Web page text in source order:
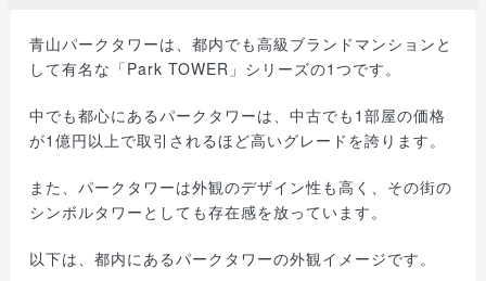
青山パークタワーは、都内でも高級ブランドマンションと
して有名な「Park TOWER」シリーズの1つです。
中でも都心にあるパークタワーは、中古でも1部屋の価格
が1億円以上で取引されるほど高いグレードを誇ります。
また、パークタワーは外観のデザイン性も高く、その街の
シンボルタワーとしても存在感を放っています。
以下は、都内にあるパークタワーの外観イメージです。